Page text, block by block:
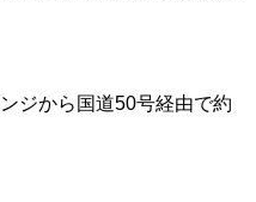
ジから国道50号経由で約